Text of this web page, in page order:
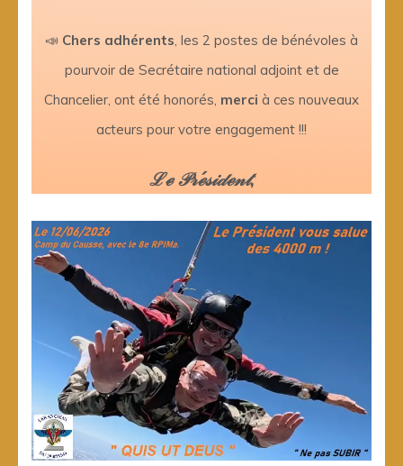
📣 Chers adhérents, les 2 postes de bénévoles à
pourvoir de Secrétaire national adjoint et de
Chancelier, ont été honorés, merci à ces nouveaux
acteurs pour votre engagement !!!
ℒℯ 𝒫𝓇ℯ́𝓈𝒾𝒹ℯ𝓃𝓉,